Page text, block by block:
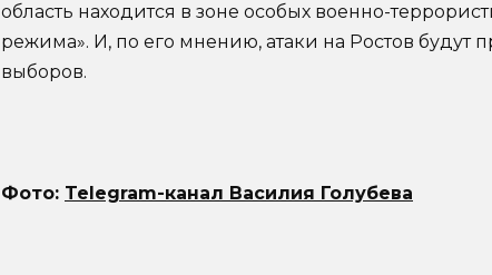
область находится в зоне особых военно-
режима». И, по его мнению, атаки на Ростов будут
выборов.
Фото: Telegram-канал Василия Голубева